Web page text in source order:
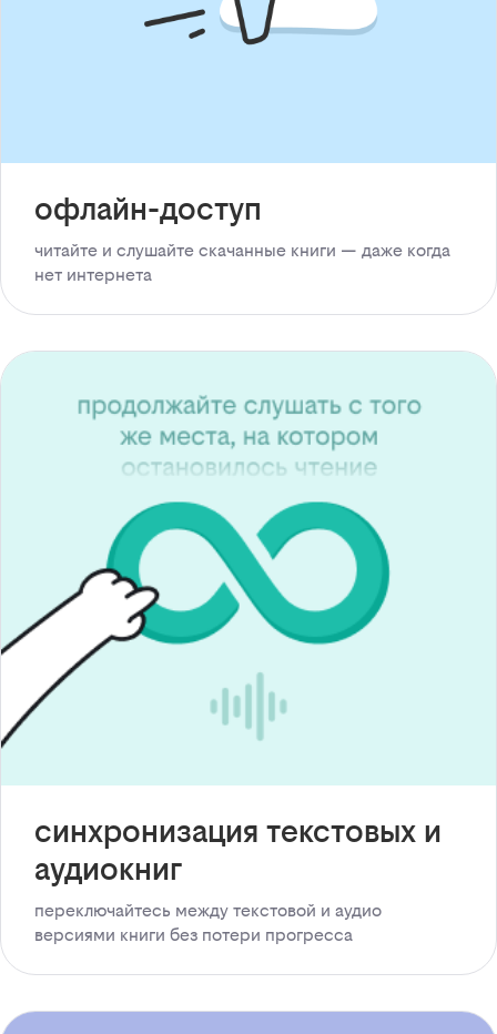
офлайн-доступ
читайте и слушайте скачанные книги — даже когда
нет интернета
синхронизация текстовых и
аудиокниг
переключайтесь между текстовой и аудио
версиями книги без потери прогресса